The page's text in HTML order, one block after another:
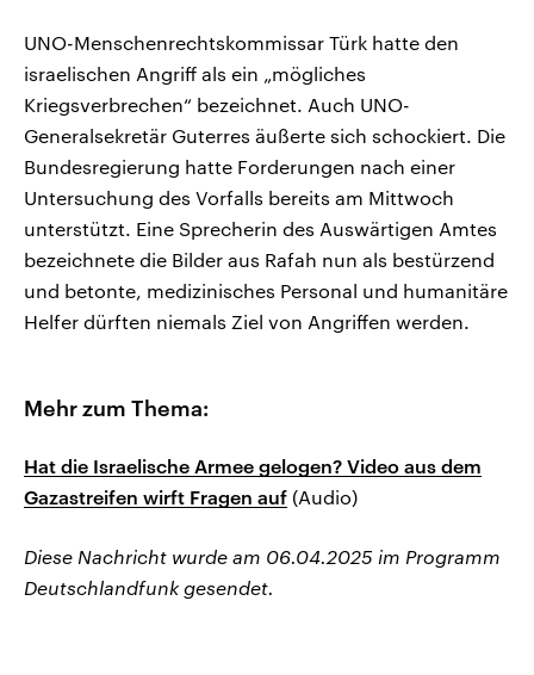
UNO-Menschenrechtskommissar Türk hatte den
israelischen Angriff als ein „mögliches
Kriegsverbrechen“ bezeichnet. Auch UNO-
Generalsekretär Guterres äußerte sich schockiert. Die
Bundesregierung hatte Forderungen nach einer
Untersuchung des Vorfalls bereits am Mittwoch
unterstützt. Eine Sprecherin des Auswärtigen Amtes
bezeichnete die Bilder aus Rafah nun als bestürzend
und betonte, medizinisches Personal und humanitäre
Helfer dürften niemals Ziel von Angriffen werden.
Mehr zum Thema:
Hat die Israelische Armee gelogen? Video aus dem
Gazastreifen wirft Fragen auf (Audio)
Diese Nachricht wurde am 06.04.2025 im Programm
Deutschlandfunk gesendet.